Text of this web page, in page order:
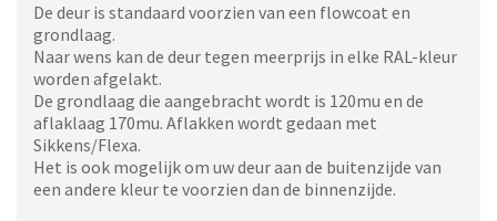
De deur is standaard voorzien van een flowcoat en
grondlaag.
Naar wens kan de deur tegen meerprijs in elke RAL-kleur
worden afgelakt.
De grondlaag die aangebracht wordt is 120mu en de
aflaklaag 170mu. Aflakken wordt gedaan met
Sikkens/Flexa.
Het is ook mogelijk om uw deur aan de buitenzijde van
een andere kleur te voorzien dan de binnenzijde.